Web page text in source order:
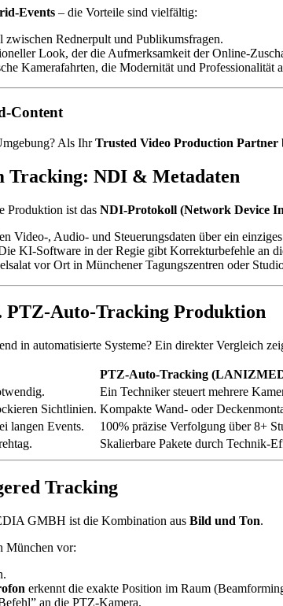
Events – die Vorteile sind vielfältig:
zwischen Rednerpult und Publikumsfragen.
Look, der die Aufmerksamkeit der Online-
Kamerafahrten, die Modernität und Professionalität
Content
Als IhrTrusted Video Production Partner
Tracking: NDI & Metadaten
Produktion ist das NDI-Protokoll (Network Device
Video-, Audio- und Steuerungsdaten über ein
KI-Software in der Regie gibt Korrekturbefehle an
vor Ort in Münchener Tagungszentren oder
PTZ-Auto-Tracking Produktion
in automatisierte Systeme? Ein direkter Vergleich
PTZ-Auto-Tracking
Ein Techniker steuert mehrere
Sichtlinien. Kompakte Wand- oder
langen Events.
100% präzise Verfolgung über 8+
Skalierbare Pakete durch Technik-
Tracking
GMBH ist die Kombination aus Bild und Ton.
München vor:
erkennt die exakte Position im Raum
an die PTZ-Kamera.